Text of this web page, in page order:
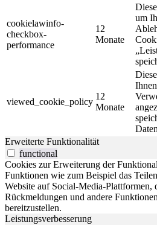
cookielawinfo-
checkbox-
performance
12
Monate
um
viewed_cookie_policy
12
Monate
Erweiterte Funktionalität
functional
Cookies zur Erweiterung der
Funktionen wie zum Beispiel das
Website auf Social-Media-Plattformen,
Rückmeldungen und andere
bereitzustellen.
Leistungsverbesserung